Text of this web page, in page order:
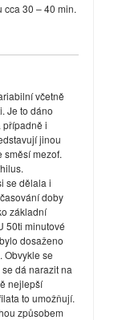
30 – 40 min.
včetně
Je to dáno
případně i
jinou
směsí mezof.
se dělala i
doby
základní
50ti minutové
dosaženo
Obvykle se
dá narazit na
nejlepší
to umožňují.
způsobem